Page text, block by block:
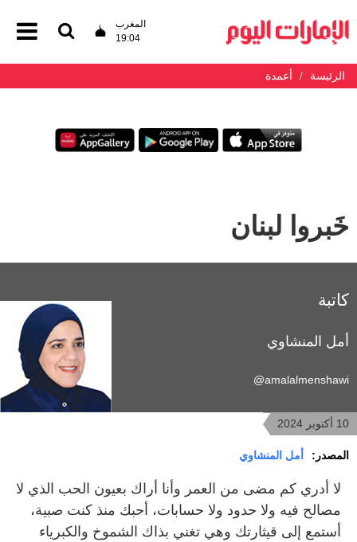
المغرب
19:04
الرئيسة أعمدة
خَبروا لبنان
كاتبة
أمل المنشاوي
amalalmenshawi@
10 أكتوبر 2024
المصدر: أمل المنشاوي
لا أدري كم مضى من العمر وأنا أراك بعيون الحب الذي لا
مصالح فيه ولا حدود ولا حسابات، أحبك منذ كنت صبية،
أستمع إلى قيثارتك وهي تغني بذاك الشموخ والكبرياء